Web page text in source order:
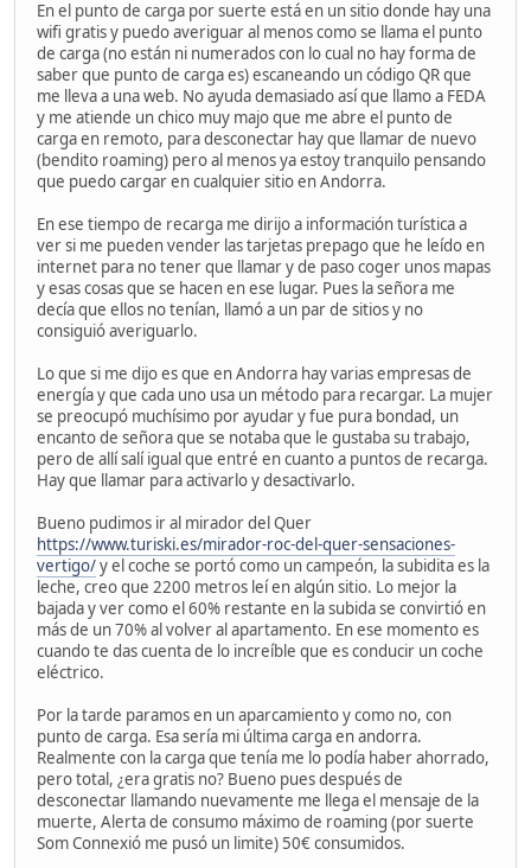
En el punto de carga por suerte está en un sitio donde hay una
wifi gratis y puedo averiguar al menos como se llama el punto
de carga (no están ni numerados con lo cual no hay forma de
saber que punto de carga es) escaneando un código QR que
me lleva a una web. No ayuda demasiado así que llamo a FEDA
y me atiende un chico muy majo que me abre el punto de
carga en remoto, para desconectar hay que llamar de nuevo
(bendito roaming) pero al menos ya estoy tranquilo pensando
que puedo cargar en cualquier sitio en Andorra.
En ese tiempo de recarga me dirijo a información turística a
ver si me pueden vender las tarjetas prepago que he leído en
internet para no tener que llamar y de paso coger unos mapas
y esas cosas que se hacen en ese lugar. Pues la señora me
decía que ellos no tenían, llamó a un par de sitios y no
consiguió averiguarlo.
Lo que si me dijo es que en Andorra hay varias empresas de
energía y que cada uno usa un método para recargar. La mujer
se preocupó muchísimo por ayudar y fue pura bondad, un
encanto de señora que se notaba que le gustaba su trabajo,
pero de allí salí igual que entré en cuanto a puntos de recarga.
Hay que llamar para activarlo y desactivarlo.
Bueno pudimos ir al mirador del Quer
https://www.turiski.es/mirador-roc-del-quer-sensaciones-
vertigo/y el coche se portó como un campeón, la subidita es la
leche, creo que 2200 metros leí en algún sitio. Lo mejor la
bajada y ver como el 60% restante en la subida se convirtió en
más de un 70% al volver al apartamento. En ese momento es
cuando te das cuenta de lo increíble que es conducir un coche
eléctrico.
Por la tarde paramos en un aparcamiento y como no, con
punto de carga. Esa sería mi última carga en andorra.
Realmente con la carga que tenía me lo podía haber ahorrado,
pero total, ¿era gratis no? Bueno pues después de
desconectar llamando nuevamente me llega el mensaje de la
muerte, Alerta de consumo máximo de roaming (por suerte
Som Connexió me pusó un limite) 50€ consumidos.